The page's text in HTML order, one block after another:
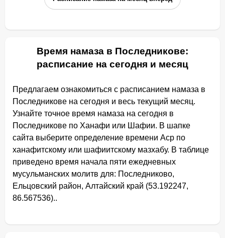
Время намаза в Последникове:
расписание на сегодня и месяц
Предлагаем ознакомиться с расписанием намаза в
Последникове на сегодня и весь текущий месяц.
Узнайте точное время намаза на сегодня в
Последникове по Ханафи или Шафии. В шапке
сайта выберите определение времени Аср по
ханафитскому или шафиитскому мазхабу. В таблице
приведено время начала пяти ежедневных
мусульманских молитв для: Последниково,
Ельцовский район, Алтайский край (53.192247,
86.567536)..